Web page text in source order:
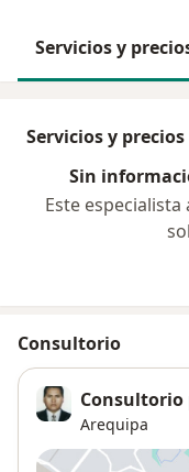
Servicios y
Servicios y precios
Sin
Este
Consultorio
Consultorio
Arequipa